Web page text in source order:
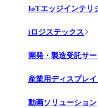
IoTエッジインテリ
iロジステックス
開発・製造受託サー
産業用ディスプレ
動画ソリューション